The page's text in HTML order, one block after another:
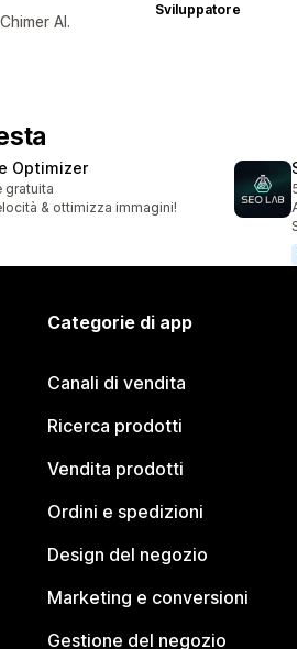
AI.
Sviluppatore
Optimizer
gratuita
& ottimizza immagini!
Categorie di app
Canali di vendita
Ricerca prodotti
Vendita prodotti
Ordini e spedizioni
Design del negozio
Marketing e conversioni
Gestione del negozio